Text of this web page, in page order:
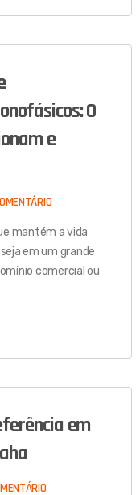
O
e
mantém a vida
em um grande
comercial ou
em